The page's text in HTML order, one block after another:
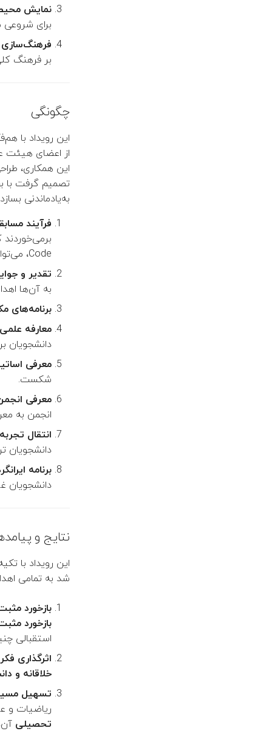
نمایش
برای
فرهنگ‌سازی
بر فرهنگ
چگونگی
این رویداد با
از اعضای هیئت
این همکاری،
تصمیم گرفت با
به‌یادماندنی
فرآیند
Code، می‌توانستند به مرحله بعد بروند.
تقدیر و
به آن‌ها
برنامه‌های
معارفه
دانشجویان
معرفی
شکست.
معرفی
انجمن به
انتقال
دانشجویان
برنامه
دانشجویان
نتایج و
این رویداد با
شد به تمامی
بازخورد
بازخورد
استقبالی
اثرگذاری
خلاقانه و
تسهیل
ریاضیات و
تحصیلی